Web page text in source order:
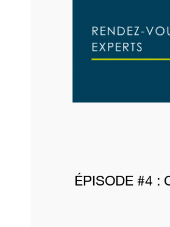
ÉPISODE #4 :